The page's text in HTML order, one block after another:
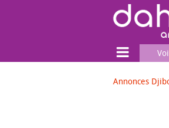
Annonces